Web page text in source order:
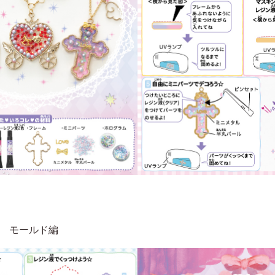
モールド編